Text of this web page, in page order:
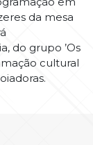
da mesa
do grupo ’Os
cultural